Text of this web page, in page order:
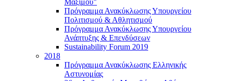
Πρόγραμμα Ανακύκλωσης Υπουργείου
Πολιτισμού & Αθλητισμού
Πρόγραμμα Ανακύκλωσης Υπουργείου
Ανάπτυξης & Επενδύσεων
Sustainability Forum 2019
2018
Πρόγραμμα Ανακύκλωσης Ελληνικής
Αστυνομίας